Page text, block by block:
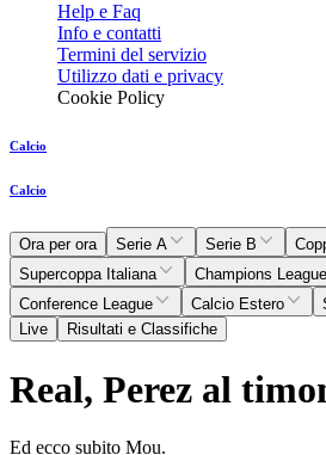
Help e Faq
Info e contatti
Termini del servizio
Utilizzo dati e privacy
Cookie Policy
Calcio
Calcio
Ora per ora Serie A Serie B
Supercoppa Italiana
Champions League
Conference League
Calcio Estero
Live
Risultati e Classifiche
Real, Perez al
Ed ecco subito Mou.